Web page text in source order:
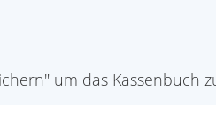
um das Kassenbuch